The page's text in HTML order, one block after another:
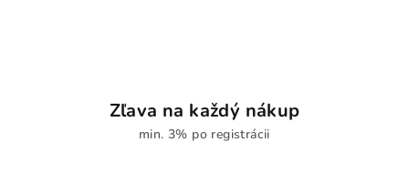
Zľava na každý nákup
min. 3% po registrácii